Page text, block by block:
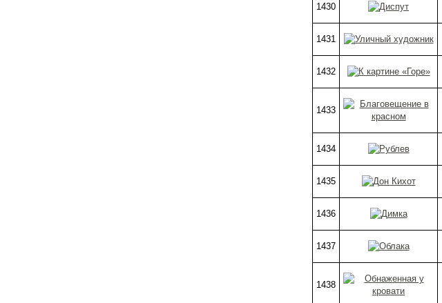
1430
1431
1432
1433
1434
1435
1436
1437
1438